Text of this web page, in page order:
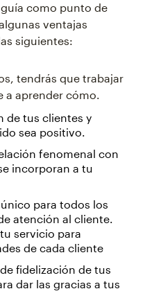
como punto de
ventajas
siguientes:
tendrás que trabajar
a aprender cómo.
de tus clientes y
sea positivo.
fenomenal con
incorporan a tu
para todos los
atención al cliente.
servicio para
de cada cliente
fidelización de tus
dar las gracias a tus